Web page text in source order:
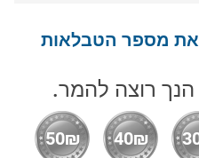
מספר הטבלאות
רוצה להמר.
40₪
50₪